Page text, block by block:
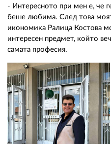
- Интересното при мен е, че
беше любима. След това
икономика Ралица Костова
интересен предмет, който
самата професия.